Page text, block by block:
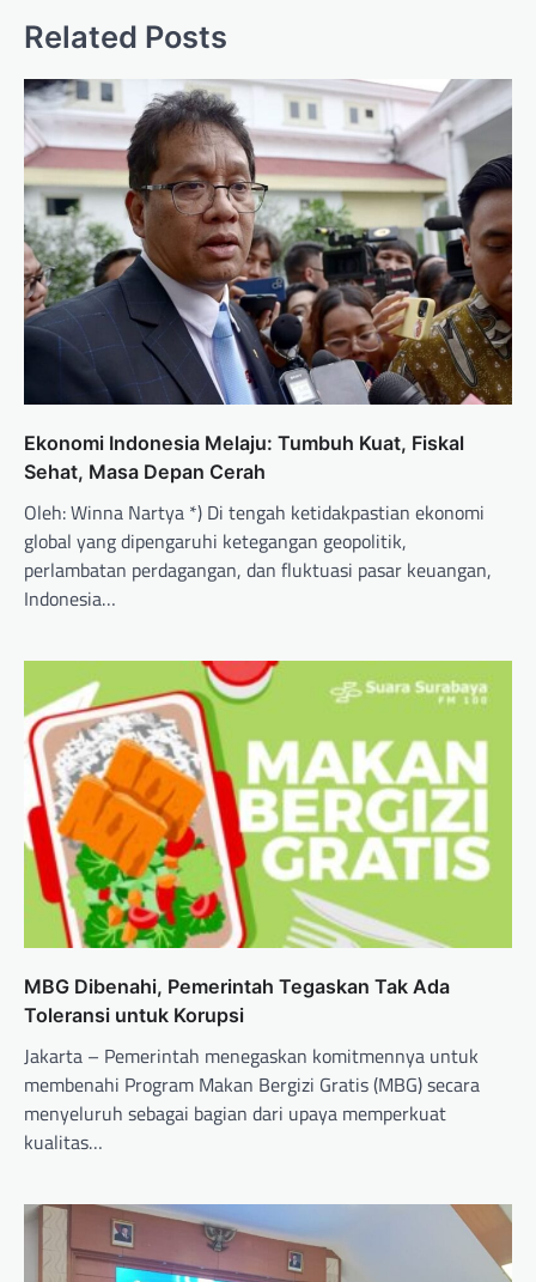
Related Posts
Ekonomi Indonesia Melaju: Tumbuh Kuat, Fiskal
Sehat, Masa Depan Cerah
Oleh: Winna Nartya *) Di tengah ketidakpastian ekonomi
global yang dipengaruhi ketegangan geopolitik,
perlambatan perdagangan, dan fluktuasi pasar keuangan,
Indonesia…
MBG Dibenahi, Pemerintah Tegaskan Tak Ada
Toleransi untuk Korupsi
Jakarta – Pemerintah menegaskan komitmennya untuk
membenahi Program Makan Bergizi Gratis (MBG) secara
menyeluruh sebagai bagian dari upaya memperkuat
kualitas…